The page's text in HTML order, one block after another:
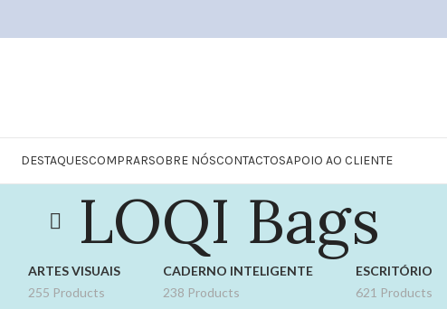
DESTAQUESCOMPRARSOBRE NÓSCONTACTOSAPOIO AO CLIENTE
LOQI Bags
ARTES VISUAIS
255 Products
CADERNO INTELIGENTE
238 Products
ESCRITÓRIO
621 Products